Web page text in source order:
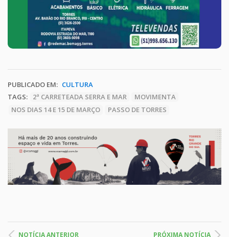
PUBLICADO EM: CULTURA
TAGS:
2ª CARRETEADA SERRA E MAR
MOVIMENTA
NOS DIAS 14 E 15 DE MARÇO
PASSO DE TORRES
NOTÍCIA ANTERIOR PRÓXIMA NOTÍCIA